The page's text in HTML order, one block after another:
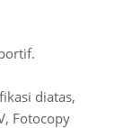
diatas,
Fotocopy